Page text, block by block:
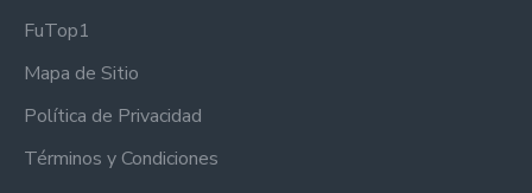
FuTop1
Mapa de Sitio
Política de Privacidad
Términos y Condiciones